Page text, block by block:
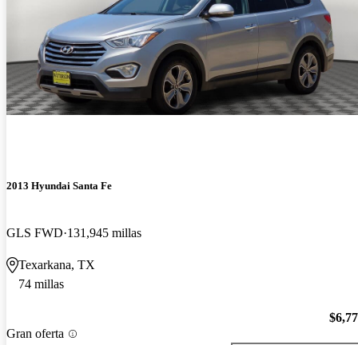
2013 Hyundai Santa Fe
GLS FWD 131,945 millas
Texarkana, TX
74 millas
Gran oferta